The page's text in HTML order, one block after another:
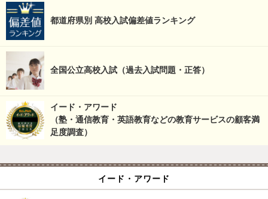
都道府県別 高校入試偏差値ランキング
全国公立高校入試（過去入試問題・正答）
イード・アワード
（塾・通信教育・英語教育などの教育サービスの顧客満
足度調査）
イード・アワード